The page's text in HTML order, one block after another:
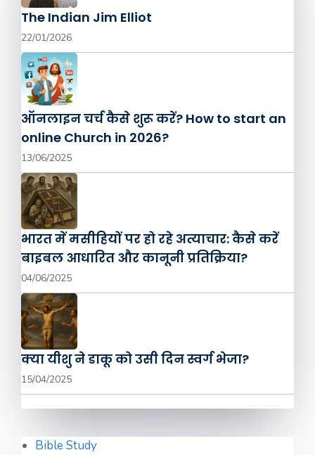
The Indian Jim Elliot
22/01/2026
ऑनलाइन चर्च कैसे शुरू करें? How to start an
online Church in 2026?
13/06/2025
भारत में मसीहियों पर हो रहे अत्याचार: कैसे करें
बाइबल आधारित और कानूनी प्रतिक्रिया?
04/06/2025
क्या यीशु ने डाकू को उसी दिन स्वर्ग भेजा?
15/04/2025
Bible Study